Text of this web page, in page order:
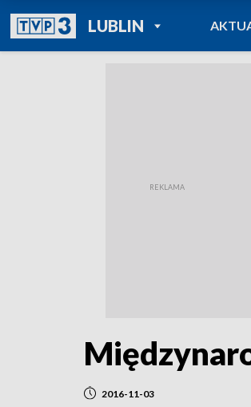
LUBLINPOWRÓT DO
TVP REGIONY
2016-11-03